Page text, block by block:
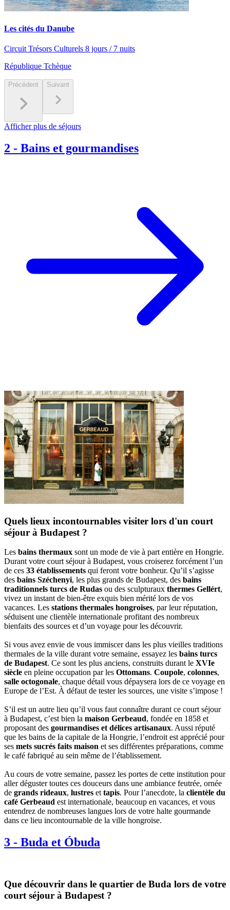
Les cités du Danube
Circuit Trésors Culturels 8 jours / 7 nuits
République Tchèque
Précédent Suivant
Afficher plus de séjours
2 - Bains et gourmandises
Quels lieux incontournables visiter lors d'un court
séjour à Budapest ?
Les bains thermaux sont un mode de vie à part entière en Hongrie.
Durant votre court séjour à Budapest, vous croiserez forcément l’un
de ces 33 établissements qui feront votre bonheur. Qu’il s’agisse
des bains Széchenyi, les plus grands de Budapest, des bains
traditionnels turcs de Rudas ou des sculpturaux thermes Gellért,
vivez un instant de bien-être exquis bien mérité lors de vos
vacances. Les stations thermales hongroises, par leur réputation,
séduisent une clientèle internationale profitant des nombreux
bienfaits des sources et d’un voyage pour les découvrir.
Si vous avez envie de vous immiscer dans les plus vieilles traditions
thermales de la ville durant votre semaine, essayez les bains turcs
de Budapest. Ce sont les plus anciens, construits durant le XVIe
siècle en pleine occupation par les Ottomans. Coupole, colonnes,
salle octogonale, chaque détail vous dépaysera lors de ce voyage en
Europe de l’Est. À défaut de tester les sources, une visite s’impose !
S’il est un autre lieu qu’il vous faut connaître durant ce court séjour
à Budapest, c’est bien la maison Gerbeaud, fondée en 1858 et
proposant des gourmandises et délices artisanaux. Aussi réputé
que les bains de la capitale de la Hongrie, l’endroit est apprécié pour
ses mets sucrés faits maison et ses différentes préparations, comme
le café fabriqué au sein même de l’établissement.
Au cours de votre semaine, passez les portes de cette institution pour
aller déguster toutes ces douceurs dans une ambiance feutrée, ornée
de grands rideaux, lustres et tapis. Pour l’anecdote, la clientèle du
café Gerbeaud est internationale, beaucoup en vacances, et vous
entendrez de nombreuses langues lors de votre halte gourmande
dans ce lieu incontournable de la ville hongroise.
3 - Buda et Óbuda
Que découvrir dans le quartier de Buda lors de votre
court séjour à Budapest ?